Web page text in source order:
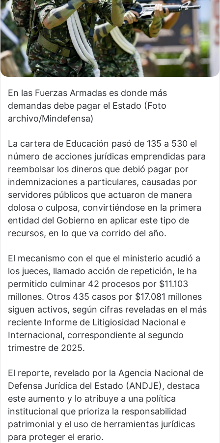
En las Fuerzas Armadas es donde más
demandas debe pagar el Estado (Foto
archivo/Mindefensa)
La cartera de Educación pasó de 135 a 530 el
número de acciones jurídicas emprendidas para
reembolsar los dineros que debió pagar por
indemnizaciones a particulares, causadas por
servidores públicos que actuaron de manera
dolosa o culposa, convirtiéndose en la primera
entidad del Gobierno en aplicar este tipo de
recursos, en lo que va corrido del año.
El mecanismo con el que el ministerio acudió a
los jueces, llamado acción de repetición, le ha
permitido culminar 42 procesos por $11.103
millones. Otros 435 casos por $17.081 millones
siguen activos, según cifras reveladas en el más
reciente Informe de Litigiosidad Nacional e
Internacional, correspondiente al segundo
trimestre de 2025.
El reporte, revelado por la Agencia Nacional de
Defensa Jurídica del Estado (ANDJE), destaca
este aumento y lo atribuye a una política
institucional que prioriza la responsabilidad
patrimonial y el uso de herramientas jurídicas
para proteger el erario.